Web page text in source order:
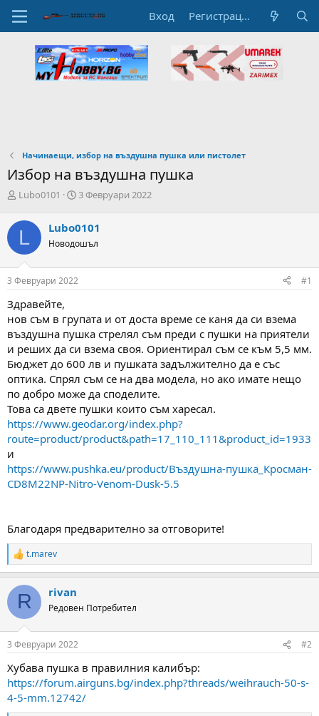
Вход Регистрация
Начинаещи, избор на въздушна пушка или пистолет
Избор на въздушна пушка
А
т
о
р
н
а
т
м
а
т
а
Lubo0101
Н
а
л
а
Д
а
3 Февруари 2022
L Lubo0101
Новодошъл
3 Февруари 2022 #1
Здравейте,
нов съм в групата и от доста време се каня да си взема
въздушна пушка стрелял съм преди с пушки на приятели
и реших да си взема своя. Ориентирал съм се към 5,5 мм.
Бюджет до 600 лв и пушката задължително да е със
оптика. Спрял съм се на два модела, но ако имате нещо
по добро може да споделите.
Това са двете пушки които съм харесал.
https://www.geodar.org/index.php?
route=product/product&path=17_110_111&product_id=1933
и
https://www.pushka.eu/product/Въздушна-пушка_Кросман-
CD8M22NP-Nitro-Venom-Dusk-5.5
Благодаря предварително за отговорите!
R
e
c
i
s
t.marev
R rivan
Редовен Потребител
3 Февруари 2022 #2
Хубава пушка в правилния калибър:
https://forum.airguns.bg/index.php?threads/weihrauch-50-s-
4-5-mm.12742/